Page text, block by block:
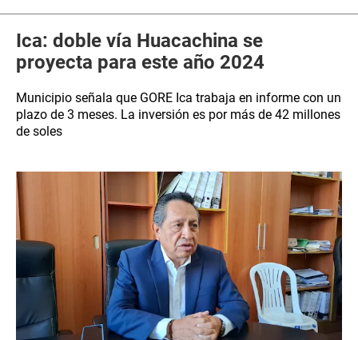
Ica: doble vía Huacachina se
proyecta para este año 2024
Municipio señala que GORE Ica trabaja en informe con un
plazo de 3 meses. La inversión es por más de 42 millones
de soles